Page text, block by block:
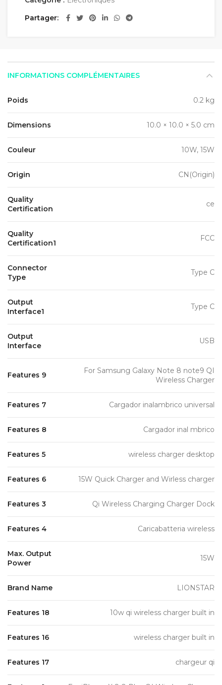
Partager
INFORMATIONS COMPLÉMENTAIRES
Poids 0.2 kg
Dimensions 10.0 × 10.0 × 5.0 cm
Couleur 10W, 15W
Origin CN(Origin)
Quality
Certification
ce
Quality
Certification1
FCC
Connector
Type
Type C
Output
Interface1
Type C
Output
Interface
USB
Features 9
For Samsung Galaxy Note 8 note9 QI
Wireless Charger
Features 7 Cargador inalambrico universal
Features 8 Cargador inal mbrico
Features 5 wireless charger desktop
Features 6 15W Quick Charger and Wirless charger
Features 3 Qi Wireless Charging Charger Dock
Features 4 Caricabatteria wireless
Max. Output
Power
15W
Brand Name LIONSTAR
Features 18 10w qi wireless charger built in
Features 16 wireless charger built in
Features 17 chargeur qi